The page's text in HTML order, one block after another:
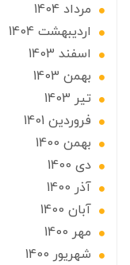
مرداد 1404
ارديبهشت 1404
اسفند 1403
بهمن 1403
تير 1403
فروردین 1401
بهمن 1400
دی 1400
آذر 1400
آبان 1400
مهر 1400
شهریور 1400